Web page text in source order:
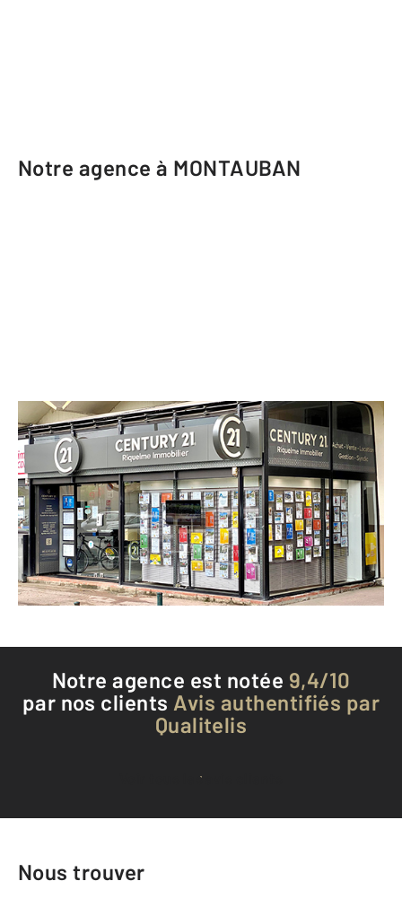
Notre agence à MONTAUBAN
CENTURY 21 Riquelme Immobilier
1029 boulevard Blaise Doumerc
MONTAUBAN - 82000
Envoyer un message
Téléphoner à l'agence
Notre agence est notée 9,4/10
par nos clients Avis authentifiés par
Qualitelis
Voir tous les avis clients
Nous trouver